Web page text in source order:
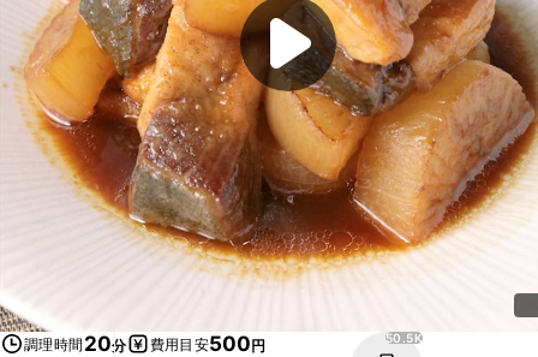
調理時間 20分 費用目安500円 50.5K